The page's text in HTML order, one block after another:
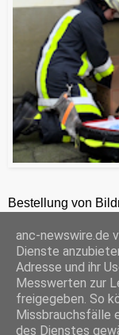
Bestellung von
ANC-NEWS-TELEVISION GmbH, Kruppstraße 82
C
o
p
y
L
i
E
m
a
i
l
W
h
a
t
s
A
P
r
i
n
F
‹
anc-newswire.de
Dienste
Adresse und ihr
Messwerten zur
freigegeben. So
Missbrauchsfälle
des Dienstes